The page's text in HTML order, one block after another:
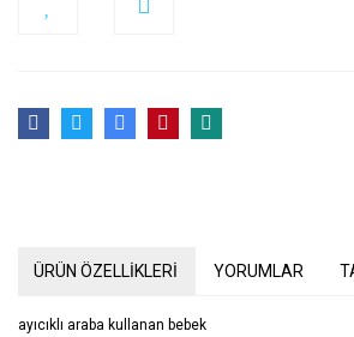
ÜRÜN ÖZELLİKLERİ YORUMLAR
ayıcıklı araba kullanan bebek